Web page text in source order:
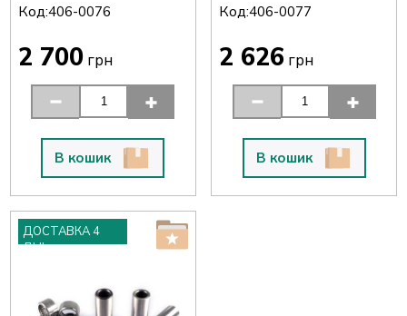
Код:406-0076
2 700грн
В кошик
Код:406-0077
2 626 грн
В кошик
ДОСТАВКА 4
ДНІ